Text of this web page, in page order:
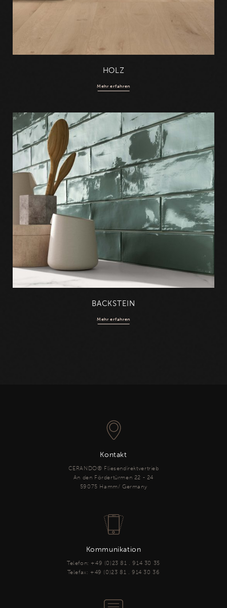
HOLZ
Mehr erfahren
BACKSTEIN
Mehr erfahren
Kontakt
CERANDO® Fliesendirektvertrieb
An den Fördertürmen 22 - 24
59075 Hamm/ Germany
Kommunikation
Telefon: +49 (0)23 81 . 914 30 35
Telefax: +49 (0)23 81 . 914 30 36